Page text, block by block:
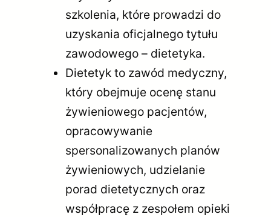
szkolenia, które prowadzi do
uzyskania oficjalnego tytułu
zawodowego – dietetyka.
Dietetyk to zawód medyczny,
który obejmuje ocenę stanu
żywieniowego pacjentów,
opracowywanie
spersonalizowanych planów
żywieniowych, udzielanie
porad dietetycznych oraz
współpracę z zespołem opieki